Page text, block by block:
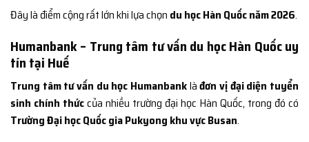
Đây là điểm cộng rất lớn khi lựa chọn du học Hàn Quốc năm 2026.
Humanbank – Trung tâm tư vấn du học Hàn Quốc uy
tín tại Huế
Trung tâm tư vấn du học Humanbanklàđơn vị đại diện tuyển
sinh chính thứccủa nhiều trường đại học Hàn Quốc, trong đó có
Trường Đại học Quốc gia Pukyong khu vực Busan.